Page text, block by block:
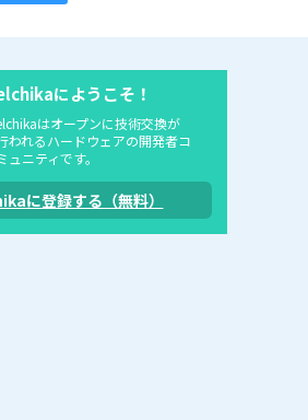
にようこそ！
はオープンに技術交換が
われるハードウェアの開発者コ
ュニティです。
に登録する（無料）